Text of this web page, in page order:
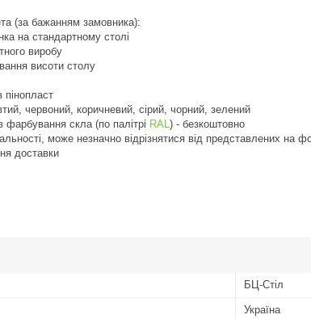
(за бажанням замовника):
на стандартному столі
виробу
висоти столу
пінопласт
червоний, коричневий, сірий, чорний, зелений
фарбування скла (по палітрі RAL ) - безкоштовно
може незначно відрізнятися від представлених на
доставки
БЦ-Стіл
Україна